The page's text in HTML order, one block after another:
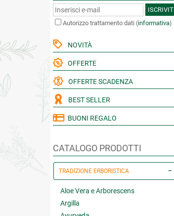
Autorizzo trattamento dati (informativa)
NOVITÀ
OFFERTE
OFFERTE SCADENZA
BEST SELLER
BUONI REGALO
CATALOGO PRODOTTI
TRADIZIONE ERBORISTICA
Aloe Vera e Arborescens
Argilla